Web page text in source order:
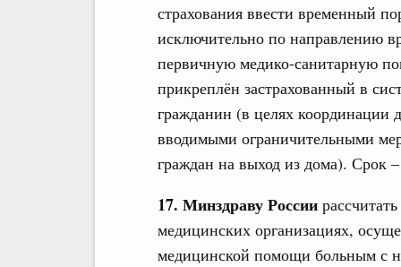
страхования ввести временный
исключительно по направлению
первичную медико-санитарную
прикреплён застрахованный в
гражданин (в целях координации
вводимыми ограничительными
граждан на выход из дома). Срок
17. Минздраву России
медицинских организациях,
медицинской помощи больным с